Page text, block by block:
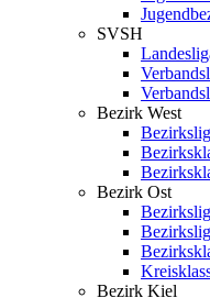
SVSH
Bezirk West
Bezirk Ost
Bezirk Kiel